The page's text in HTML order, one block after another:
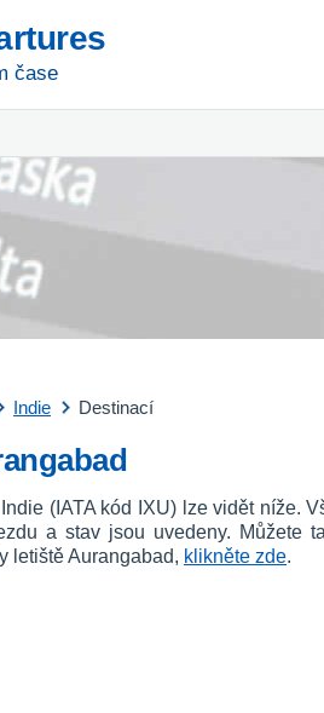
čase
Indie Destinací
(IATA kód IXU) lze vidět níže.
a stav jsou uvedeny. Můžete
letiště Aurangabad, klikněte zde.